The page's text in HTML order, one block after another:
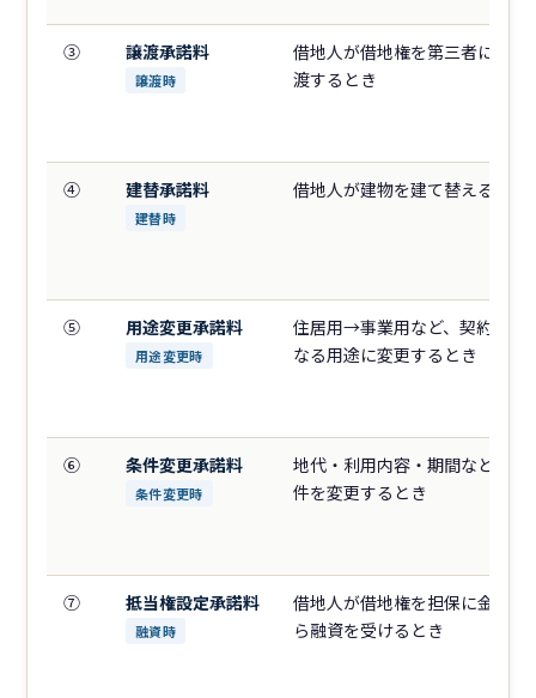
③ 譲渡承諾料
譲渡時
借地人が借地権を第三者に売却
渡するとき
④ 建替承諾料
建替時
借地人が建物を建て替えるとき
⑤ 用途変更承諾料
用途変更時
住居用→事業用など、契約当初
なる用途に変更するとき
⑥ 条件変更承諾料
条件変更時
地代・利用内容・期間など、契
件を変更するとき
⑦ 抵当権設定承諾料
融資時
借地人が借地権を担保に金融機
ら融資を受けるとき